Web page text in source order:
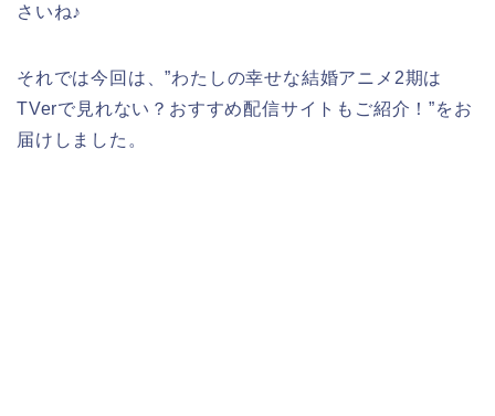
さいね♪
それでは今回は、”わたしの幸せな結婚アニメ2期は
TVerで見れない？おすすめ配信サイトもご紹介！”をお
届けしました。